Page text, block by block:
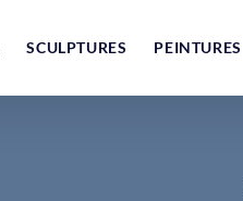
SCULPTURES PEINTURES